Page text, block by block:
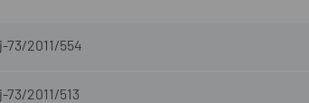
73/2011/554
73/2011/513